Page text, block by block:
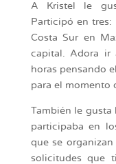
A Kristel le
Participó en tres:
Costa Sur en
capital. Adora ir
horas pensando
para el momento
También le
participaba en
que se
solicitudes que